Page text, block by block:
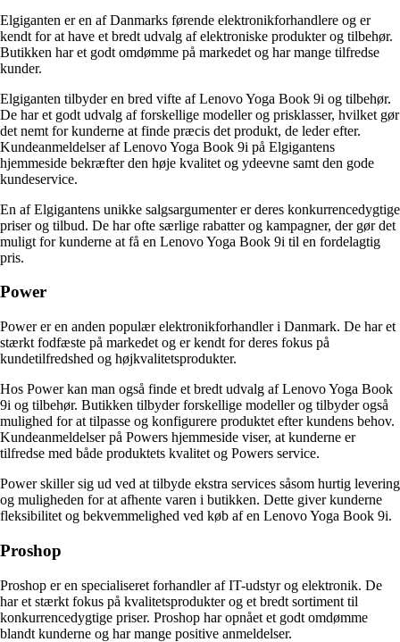
Elgiganten er en af Danmarks førende elektronikforhandlere og er
kendt for at have et bredt udvalg af elektroniske produkter og tilbehør.
Butikken har et godt omdømme på markedet og har mange tilfredse
kunder.
Elgiganten tilbyder en bred vifte af Lenovo Yoga Book 9i og tilbehør.
De har et godt udvalg af forskellige modeller og prisklasser, hvilket gør
det nemt for kunderne at finde præcis det produkt, de leder efter.
Kundeanmeldelser af Lenovo Yoga Book 9i på Elgigantens
hjemmeside bekræfter den høje kvalitet og ydeevne samt den gode
kundeservice.
En af Elgigantens unikke salgsargumenter er deres konkurrencedygtige
priser og tilbud. De har ofte særlige rabatter og kampagner, der gør det
muligt for kunderne at få en Lenovo Yoga Book 9i til en fordelagtig
pris.
Power
Power er en anden populær elektronikforhandler i Danmark. De har et
stærkt fodfæste på markedet og er kendt for deres fokus på
kundetilfredshed og højkvalitetsprodukter.
Hos Power kan man også finde et bredt udvalg af Lenovo Yoga Book
9i og tilbehør. Butikken tilbyder forskellige modeller og tilbyder også
mulighed for at tilpasse og konfigurere produktet efter kundens behov.
Kundeanmeldelser på Powers hjemmeside viser, at kunderne er
tilfredse med både produktets kvalitet og Powers service.
Power skiller sig ud ved at tilbyde ekstra services såsom hurtig levering
og muligheden for at afhente varen i butikken. Dette giver kunderne
fleksibilitet og bekvemmelighed ved køb af en Lenovo Yoga Book 9i.
Proshop
Proshop er en specialiseret forhandler af IT-udstyr og elektronik. De
har et stærkt fokus på kvalitetsprodukter og et bredt sortiment til
konkurrencedygtige priser. Proshop har opnået et godt omdømme
blandt kunderne og har mange positive anmeldelser.